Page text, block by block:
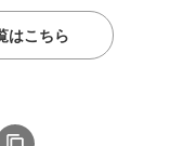
はこちら